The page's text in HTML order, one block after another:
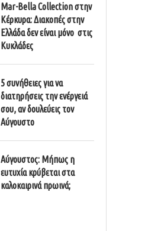
Mar-Bella Collection στην
Κέρκυρα: Διακοπές στην
Ελλάδα δεν είναι μόνο στις
Κυκλάδες
5 συνήθειες για να
διατηρήσεις την ενέργειά
σου, αν δουλεύεις τον
Αύγουστο
Αύγουστος: Μήπως η
ευτυχία κρύβεται στα
καλοκαιρινά πρωινά;